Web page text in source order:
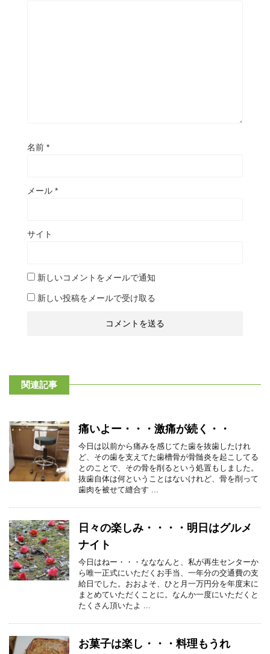
名前 *
メール *
サイト
新しいコメントをメールで通知
新しい投稿をメールで受け取る
関連記事
痛いよー・・・激痛が続く・・
今日は以前から痛みを感じてた歯を抜歯したけれ
ど、その歯を支えてた歯槽骨が骨髄炎を起こしてる
とのことで、その骨を削るという処置もしました。
抜歯自体は何ということはないけれど、骨を削って
歯肉を被せて縫合す ...
日々の楽しみ・・・・明日はグルメ
ナイト
今日はねー・・・なななんと、私が再生センターか
ら唯一正式にいただくお手当、一年分の交通費の支
給日でした。おおよそ、ひと月一万円分を年度末に
まとめていただくことに。なんか一度にいただくと
たくさん頂いたよ ...
お菓子は楽し・・・料理もうれ